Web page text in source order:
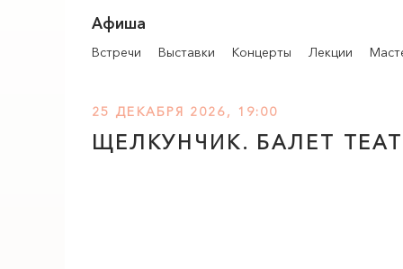
Афиша
Встречи Выставки Концерты Лекции
25 ДЕКАБРЯ 2026, 19:00
ЩЕЛКУНЧИК. БАЛЕТ